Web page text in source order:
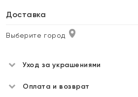
Доставка
Выберите город
Уход за украшениями
Оплата и возврат